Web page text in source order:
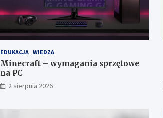
EDUKACJA WIEDZA
Minecraft – wymagania sprzętowe
na PC
2 sierpnia 2026